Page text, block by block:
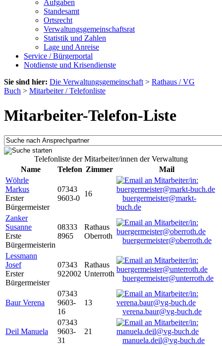
Aufgaben
Standesamt
Ortsrecht
Verwaltungsgemeinschaftsrat
Statistik und Zahlen
Lage und Anreise
Service / Bürgerportal
Notdienste und Krisendienste
Sie sind hier: Die Verwaltungsgemeinschaft > Rathaus / VG
Buch > Mitarbeiter / Telefonliste
Mitarbeiter-Telefon-Liste
Telefonliste der Mitarbeiter/innen der Verwaltung
Name
Telefon Zimmer
Mail
Wöhrle
Markus
Erster
Bürgermeister
07343
9603-0
16
buergermeister@markt-
buch.de
Zanker
Susanne
Erste
Bürgermeisterin
08333
8965
Rathaus
Oberroth
buergermeister@oberroth.de
Lessmann
Josef
Erster
Bürgermeister
07343
922002
Rathaus
Unterroth
buergermeister@unterroth.de
Baur Verena
07343
9603-
16
13
verena.baur@vg-buch.de
Deil Manuela
07343
9603-
31
21
manuela.deil@vg-buch.de